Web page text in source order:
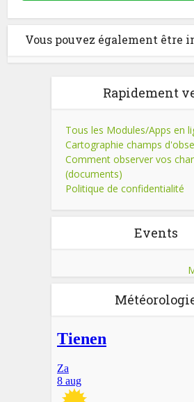
Vous pouvez également être
Rapidement
Tous les Modules/Apps en
Cartographie champs
Comment observer vos
(documents)
Politique de confidentialité
Events